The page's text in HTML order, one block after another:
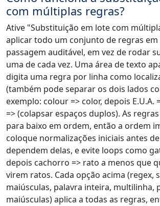
com múltiplas regras?
Ative "Substituição em lote com
aplicar todo um conjunto de regras em
passagem auditável, em vez de rodar
uma de cada vez. Uma área de texto
digita uma regra por linha como
(também pode separar os dois lados
exemplo: colour => color, depois E.U.A.
=> (colapsar espaços duplos). As
para baixo em ordem, então a ordem
coloque normalizações iniciais antes
dependem delas, e evite loops como
depois cachorro => rato a menos que
virem ratos. Cada opção acima (regex,
maiúsculas, palavra inteira, multilinha,
maiúsculas) aplica a todas as regras,